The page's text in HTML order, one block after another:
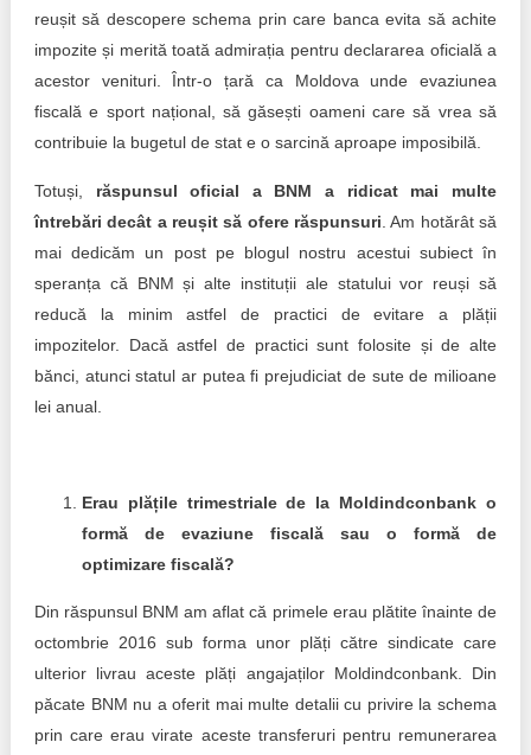
reușit să descopere schema prin care banca evita să achite
impozite și merită toată admirația pentru declararea oficială a
acestor venituri. Într-o țară ca Moldova unde evaziunea
fiscală e sport național, să găsești oameni care să vrea să
contribuie la bugetul de stat e o sarcină aproape imposibilă.
Totuși, răspunsul oficial a BNM a ridicat mai multe
întrebări decât a reușit să ofere răspunsuri . Am hotărât să
mai dedicăm un post pe blogul nostru acestui subiect în
speranța că BNM și alte instituții ale statului vor reuși să
reducă la minim astfel de practici de evitare a plății
impozitelor. Dacă astfel de practici sunt folosite și de alte
bănci, atunci statul ar putea fi prejudiciat de sute de milioane
lei anual.
Erau plățile trimestriale de la Moldindconbank o
formă de evaziune fiscală sau o formă de
optimizare fiscală?
Din răspunsul BNM am aflat că primele erau plătite înainte de
octombrie 2016 sub forma unor plăți către sindicate care
ulterior livrau aceste plăți angajaților Moldindconbank. Din
păcate BNM nu a oferit mai multe detalii cu privire la schema
prin care erau virate aceste transferuri pentru remunerarea